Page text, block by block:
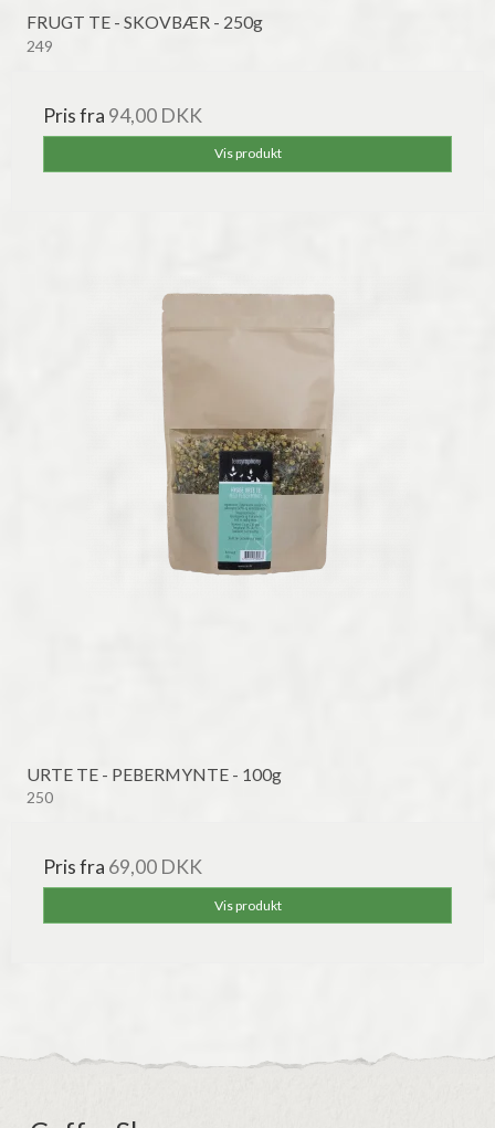
FRUGT TE - SKOVBÆR - 250g
249
Pris fra 94,00 DKK
Vis produkt
URTE TE - PEBERMYNTE - 100g
250
Pris fra 69,00 DKK
Vis produkt